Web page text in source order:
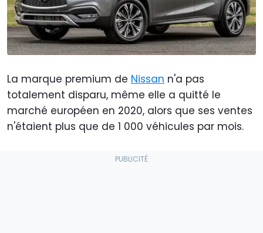
La marque premium de Nissan n'a pas
totalement disparu, même elle a quitté le
marché européen en 2020, alors que ses ventes
n'étaient plus que de 1 000 véhicules par mois.